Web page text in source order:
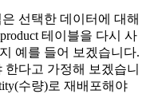
선택한 데이터에 대해
테이블을 다시 사
예를 들어 보겠습니다.
다고 가정해 보겠습니
수량)로 재배포해야